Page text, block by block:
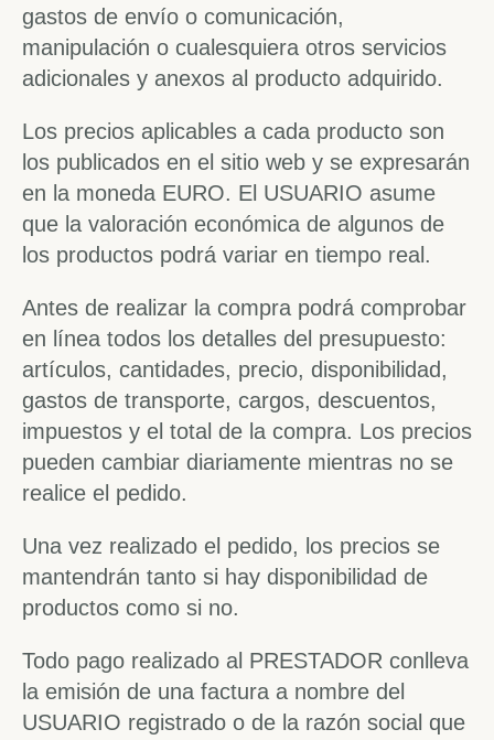
gastos de envío o comunicación,
manipulación o cualesquiera otros servicios
adicionales y anexos al producto adquirido.
Los precios aplicables a cada producto son
los publicados en el sitio web y se expresarán
en la moneda EURO. El USUARIO asume
que la valoración económica de algunos de
los productos podrá variar en tiempo real.
Antes de realizar la compra podrá comprobar
en línea todos los detalles del presupuesto:
artículos, cantidades, precio, disponibilidad,
gastos de transporte, cargos, descuentos,
impuestos y el total de la compra. Los precios
pueden cambiar diariamente mientras no se
realice el pedido.
Una vez realizado el pedido, los precios se
mantendrán tanto si hay disponibilidad de
productos como si no.
Todo pago realizado al PRESTADOR conlleva
la emisión de una factura a nombre del
USUARIO registrado o de la razón social que